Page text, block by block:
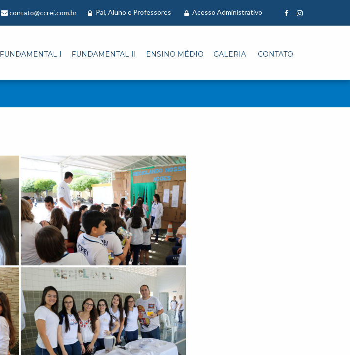
contato@ccrei.com.br Pai, Aluno e Professores Acesso Administrativo
FUNDAMENTAL I FUNDAMENTAL II ENSINO MÉDIO GALERIA CONTATO